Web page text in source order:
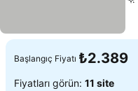
Başlangıç Fiyatı ₺2.389
Fiyatları görün: 11 site